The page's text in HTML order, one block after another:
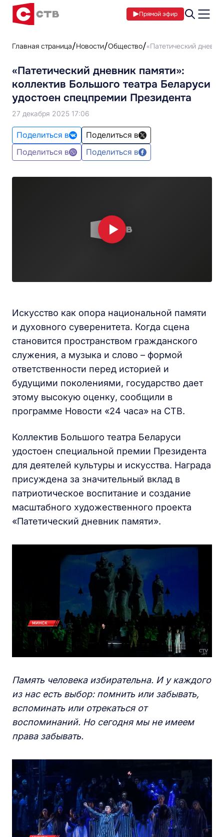
Прямой эфир
Главная страница Новости Общество «Патетический
«Патетический дневник памяти»:
коллектив Большого театра Беларуси
удостоен спецпремии Президента
27 декабря 2025 17:06
Поделиться в
Поделиться в
Поделиться в
Поделиться в
Искусство как опора национальной памяти
и духовного суверенитета. Когда сцена
становится пространством гражданского
служения, а музыка и слово – формой
ответственности перед историей и
будущими поколениями, государство дает
этому высокую оценку, сообщили в
программе Новости «24 часа» на СТВ.
Коллектив Большого театра Беларуси
удостоен специальной премии Президента
для деятелей культуры и искусства. Награда
присуждена за значительный вклад в
патриотическое воспитание и создание
масштабного художественного проекта
«Патетический дневник памяти».
Память человека избирательна. И у каждого
из нас есть выбор: помнить или забывать,
вспоминать или отрекаться от
воспоминаний. Но сегодня мы не имеем
права забывать.